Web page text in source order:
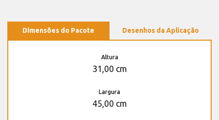
Dimensões do Pacote Desenhos da Aplicação
Altura
31,00 cm
Largura
45,00 cm